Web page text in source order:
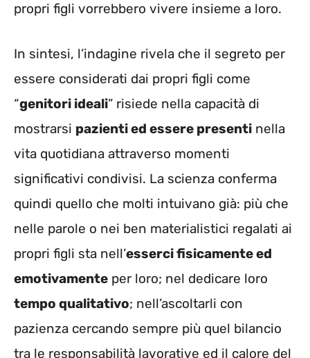
propri figli vorrebbero vivere insieme a loro.
In sintesi, l’indagine rivela che il segreto per
essere considerati dai propri figli come
“genitori ideali” risiede nella capacità di
mostrarsi pazienti ed essere presenti nella
vita quotidiana attraverso momenti
significativi condivisi. La scienza conferma
quindi quello che molti intuivano già: più che
nelle parole o nei ben materialistici regalati ai
propri figli sta nell’esserci fisicamente ed
emotivamente per loro; nel dedicare loro
tempo qualitativo; nell’ascoltarli con
pazienza cercando sempre più quel bilancio
tra le responsabilità lavorative ed il calore del